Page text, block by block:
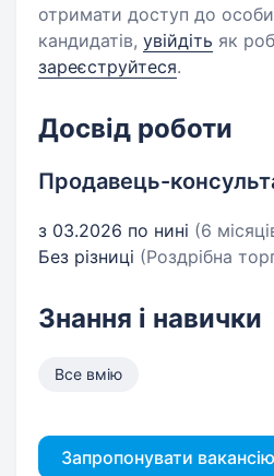
отримати доступ до
кандидатів, увійдіть як
зареєструйтеся.
Досвід роботи
Продавець-
з 03.2026 по нині (6
Без різниці (Роздрібна
Знання і навички
Все вмію
Запропонувати вакансію